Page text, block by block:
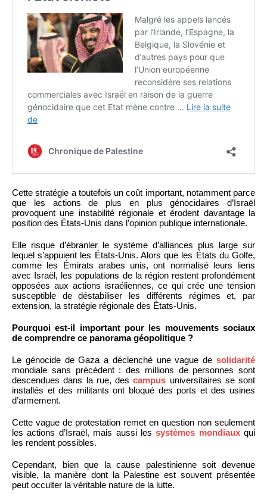
Cette stratégie a toutefois un coût important, notamment parce
que les actions de plus en plus génocidaires d’Israël
provoquent une instabilité régionale et érodent davantage la
position des États-Unis dans l’opinion publique internationale.
Elle risque d’ébranler le système d’alliances plus large sur
lequel s’appuient les États-Unis. Alors que les États du Golfe,
comme les Émirats arabes unis, ont normalisé leurs liens
avec Israël, les populations de la région restent profondément
opposées aux actions israéliennes, ce qui crée une tension
susceptible de déstabiliser les différents régimes et, par
extension, la stratégie régionale des États-Unis.
Pourquoi est-il important pour les mouvements sociaux
de comprendre ce panorama géopolitique ?
Le génocide de Gaza a déclenché une vague de solidarité
mondiale sans précédent : des millions de personnes sont
descendues dans la rue, descampus universitaires se sont
installés et des militants ont bloqué des ports et des usines
d’armement.
Cette vague de protestation remet en question non seulement
les actions d’Israël, mais aussi lessystèmes mondiauxqui
les rendent possibles.
Cependant, bien que la cause palestinienne soit devenue
visible, la manière dont la Palestine est souvent présentée
peut occulter la véritable nature de la lutte.